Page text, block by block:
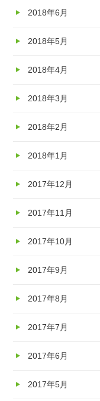
2018年6月
2018年5月
2018年4月
2018年3月
2018年2月
2018年1月
2017年12月
2017年11月
2017年10月
2017年9月
2017年8月
2017年7月
2017年6月
2017年5月